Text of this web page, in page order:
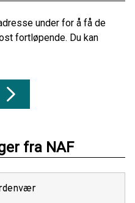
under for å få de
fortløpende. Du kan
fra NAF